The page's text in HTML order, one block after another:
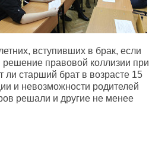
вступивших в брак, если
решение правовой коллизии при
старший брат в возрасте 15
и невозможности родителей
решали и другие не менее